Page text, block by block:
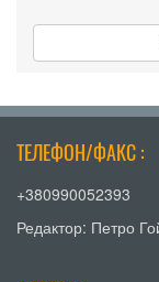
ТЕЛЕФОН/ФАКС :
+380990052393
Редактор: Петро